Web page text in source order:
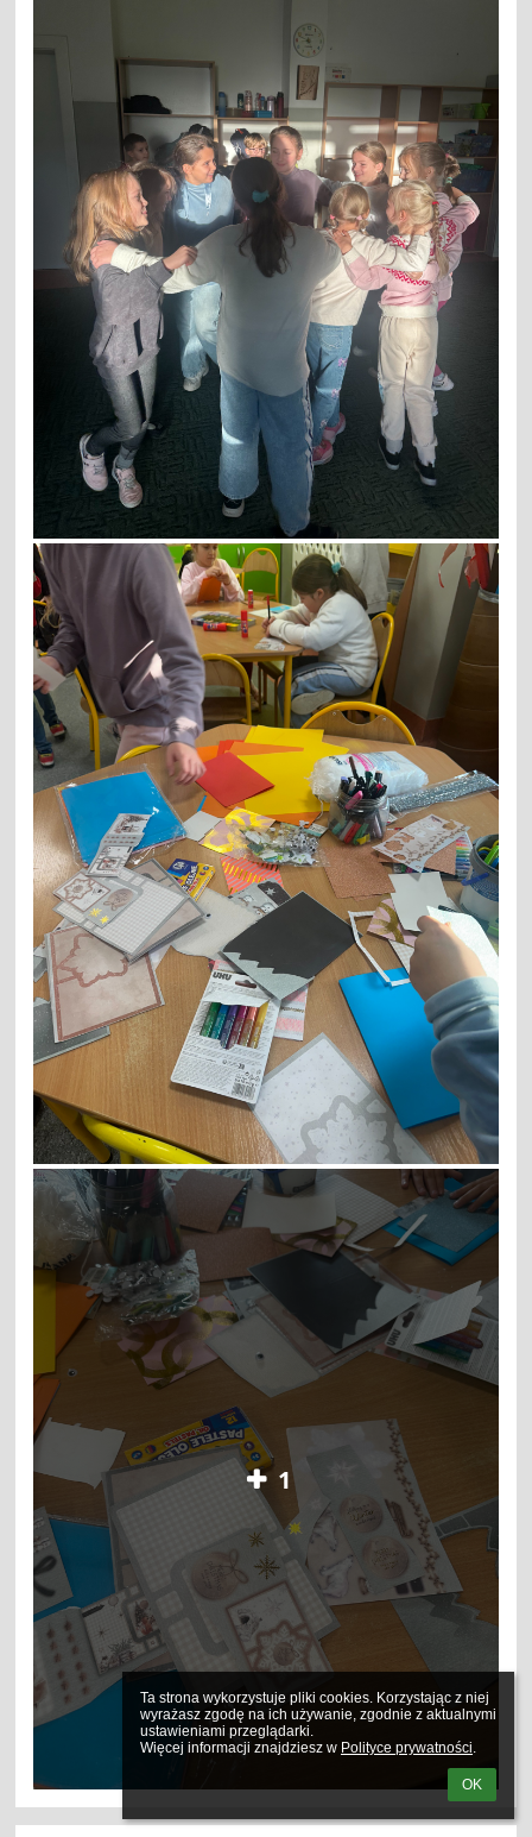
Ta strona wykorzystuje pliki cookies. Korzystając z niej
wyrażasz zgodę na ich używanie, zgodnie z aktualnymi
ustawieniami przeglądarki.
Więcej informacji znajdziesz w Polityce prywatności.
OK
1